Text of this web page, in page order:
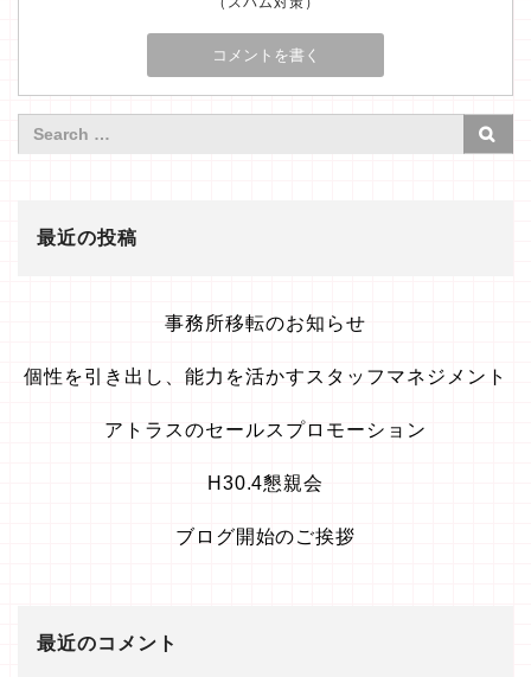
最近の投稿
事務所移転のお知らせ
個性を引き出し、能力を活かすスタッフマネジメント
アトラスのセールスプロモーション
H30.4懇親会
ブログ開始のご挨拶
最近のコメント